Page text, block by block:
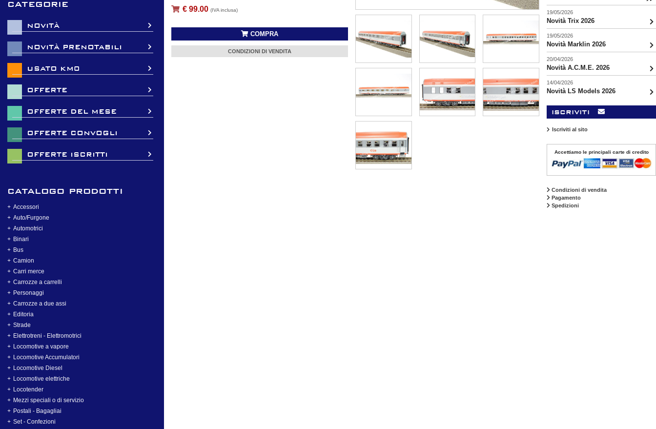
categorie
NOVITÀ
NOVITÀ PRENOTABILI
USATO KM0
OFFERTE
OFFERTE DEL MESE
OFFERTE CONVOGLI
OFFERTE ISCRITTI
catalogo prodotti
Accessori
Auto/Furgone
Automotrici
Binari
Bus
Camion
Carri merce
Carrozze a carrelli
Personaggi
Carrozze a due assi
Editoria
Strade
Elettrotreni - Elettromotrici
Locomotive a vapore
Locomotive Accumulatori
Locomotive Diesel
Locomotive elettriche
Locotender
Mezzi speciali o di servizio
Postali - Bagagliai
Set - Confezioni
€ 99.00 (IVA inclusa)
COMPRA
CONDIZIONI DI VENDITA
19/05/2026
Novità Trix 2026
19/05/2026
Novità Marklin 2026
20/04/2026
Novità A.C.M.E. 2026
14/04/2026
Novità LS Models 2026
iscriviti
Iscriviti al sito
Accettiamo le principali carte di credito
Condizioni di vendita
Pagamento
Spedizioni